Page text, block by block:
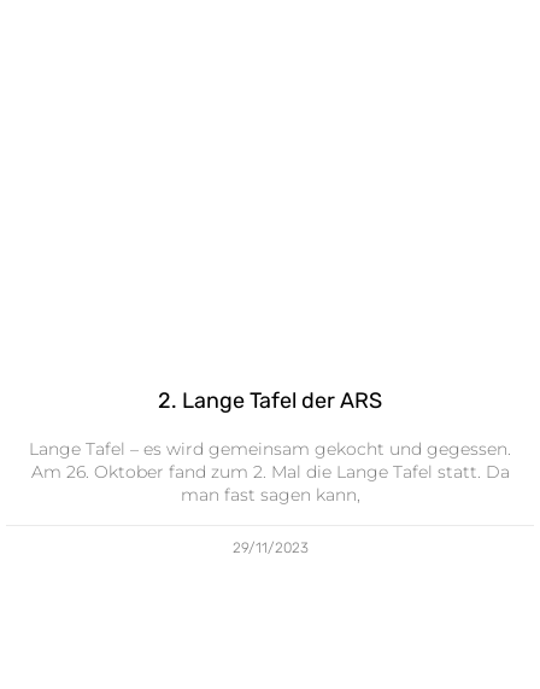
2. Lange Tafel der ARS
Lange Tafel – es wird gemeinsam gekocht und gegessen.
Am 26. Oktober fand zum 2. Mal die Lange Tafel statt. Da
man fast sagen kann,
29/11/2023